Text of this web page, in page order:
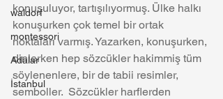
waldorf
montessori
Adalar
İstanbul
konuşuluyor, tartışılıyormuş. Ülke halkı
konuşurken çok temel bir ortak
noktaları varmış. Yazarken, konuşurken,
dinlerken hep sözcükler hakimmiş tüm
söylenenlere, bir de tabii resimler,
semboller.  Sözcükler harflerden